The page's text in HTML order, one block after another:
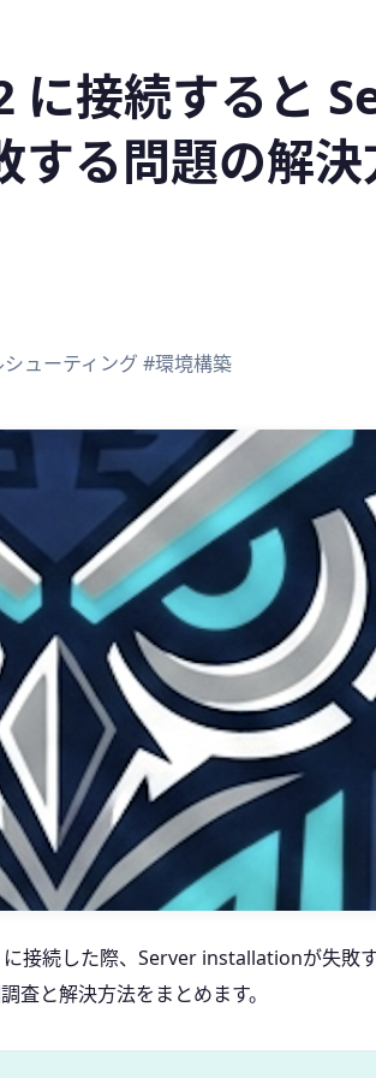
接続すると
る問題の解決
ューティング #環境構築
接続した際、Server installationが失敗
査と解決方法をまとめます。